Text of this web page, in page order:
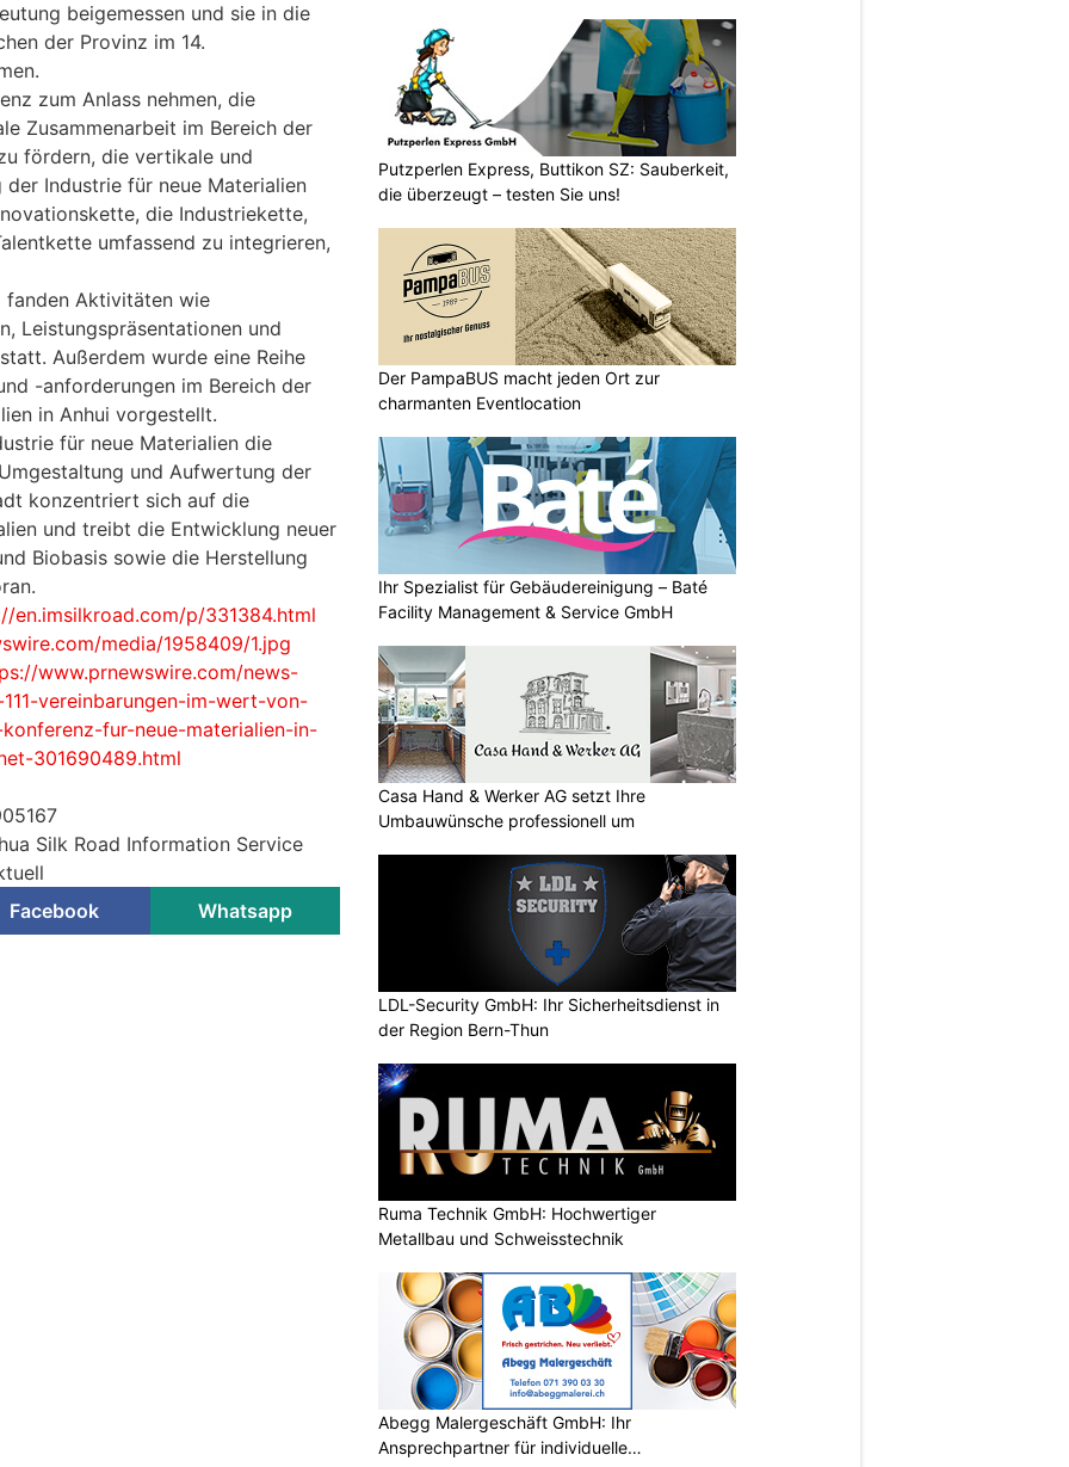
beigemessen und sie in die
der Provinz im 14.
zum Anlass nehmen, die
Zusammenarbeit im Bereich der
fördern, die vertikale und
Industrie für neue Materialien
die Industriekette,
umfassend zu integrieren,
fanden Aktivitäten wie
Leistungspräsentationen und
Außerdem wurde eine Reihe
-anforderungen im Bereich der
in Anhui vorgestellt.
für neue Materialien die
und Aufwertung der
konzentriert sich auf die
und treibt die Entwicklung neuer
Biobasis sowie die Herstellung
en.imsilkroad.com/p/331384.html
media/1958409/1.jpg
www.prnewswire.com/news-
vereinbarungen-im-wert-von-
fur-neue-materialien-in-
301690489.html
Silk Road Information Service
Facebook
Whatsapp
Putzperlen Express, Buttikon SZ: Sauberkeit,
die überzeugt – testen Sie uns!
Der PampaBUS macht jeden Ort zur
charmanten Eventlocation
Ihr Spezialist für Gebäudereinigung – Baté
Facility Management & Service GmbH
Casa Hand & Werker AG setzt Ihre
Umbauwünsche professionell um
LDL-Security GmbH: Ihr Sicherheitsdienst in
der Region Bern-Thun
Ruma Technik GmbH: Hochwertiger
Metallbau und Schweisstechnik
Abegg Malergeschäft GmbH: Ihr
Ansprechpartner für individuelle